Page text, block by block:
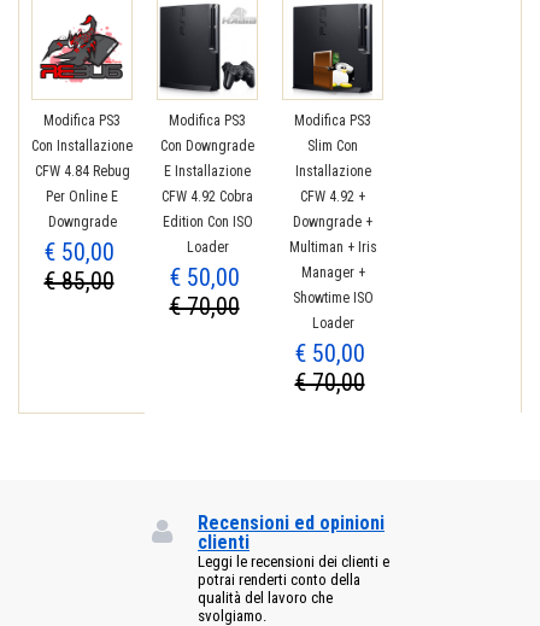
Modifica PS3
Con Installazione
CFW 4.84 Rebug
Per Online E
Downgrade
€ 50,00
€ 85,00
Modifica PS3
Con Downgrade
E Installazione
CFW 4.92 Cobra
Edition Con ISO
Loader
€ 50,00
€ 70,00
Modifica PS3
Slim Con
Installazione
CFW 4.92 +
Downgrade +
Multiman + Iris
Manager +
Showtime ISO
Loader
€ 50,00
€ 70,00
Recensioni ed opinioni
clienti
Leggi le recensioni dei clienti e
potrai renderti conto della
qualità del lavoro che
svolgiamo.